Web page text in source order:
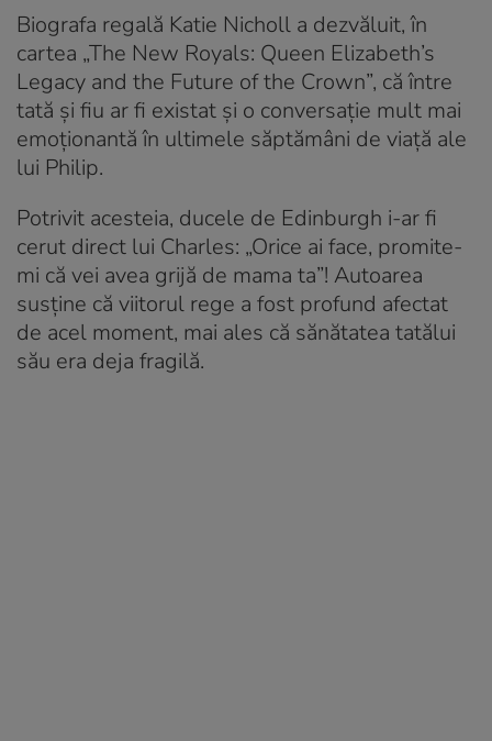
Biografa regală Katie Nicholl a dezvăluit, în
cartea „The New Royals: Queen Elizabeth’s
Legacy and the Future of the Crown”, că între
tată și fiu ar fi existat și o conversație mult mai
emoționantă în ultimele săptămâni de viață ale
lui Philip.
Potrivit acesteia, ducele de Edinburgh i-ar fi
cerut direct lui Charles: „Orice ai face, promite-
mi că vei avea grijă de mama ta”! Autoarea
susține că viitorul rege a fost profund afectat
de acel moment, mai ales că sănătatea tatălui
său era deja fragilă.